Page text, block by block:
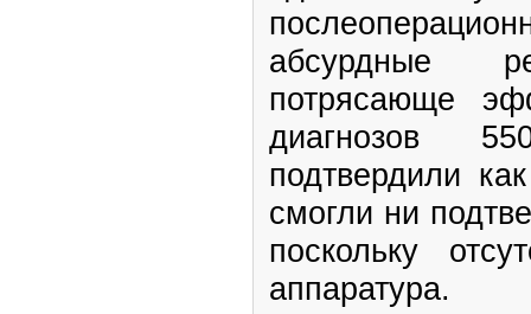
абсурдные
потрясающе
диагнозов
подтвердили
смогли ни
поскольку
аппаратура.